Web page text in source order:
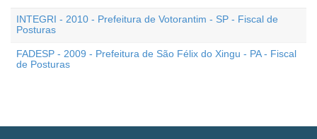
INTEGRI - 2010 - Prefeitura de Votorantim - SP - Fiscal de
Posturas
FADESP - 2009 - Prefeitura de São Félix do Xingu - PA - Fiscal
de Posturas